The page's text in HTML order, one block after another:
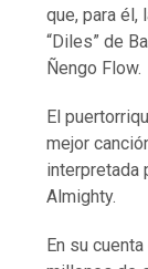
que, para él,
“Diles” de
Ñengo Flow.
El
mejor
interpretada
Almighty.
En su